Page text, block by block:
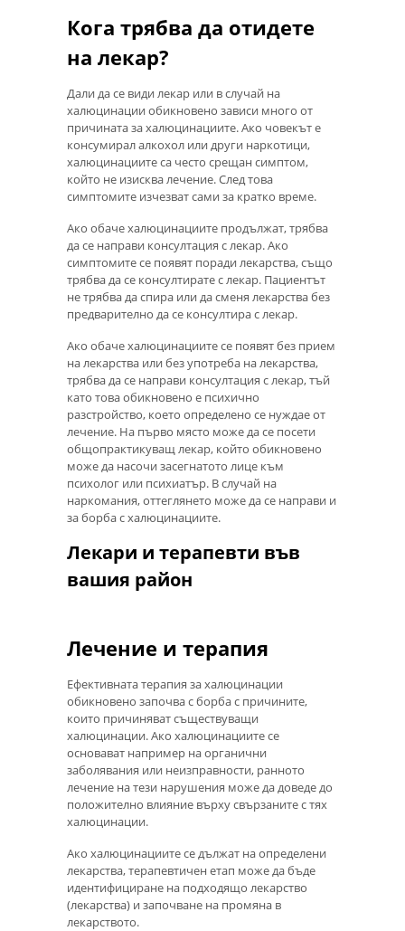
Кога трябва да отидете
на лекар?
Дали да се види лекар или в случай на
халюцинации обикновено зависи много от
причината за халюцинациите. Ако човекът е
консумирал алкохол или други наркотици,
халюцинациите са често срещан симптом,
който не изисква лечение. След това
симптомите изчезват сами за кратко време.
Ако обаче халюцинациите продължат, трябва
да се направи консултация с лекар. Ако
симптомите се появят поради лекарства, също
трябва да се консултирате с лекар. Пациентът
не трябва да спира или да сменя лекарства без
предварително да се консултира с лекар.
Ако обаче халюцинациите се появят без прием
на лекарства или без употреба на лекарства,
трябва да се направи консултация с лекар, тъй
като това обикновено е психично
разстройство, което определено се нуждае от
лечение. На първо място може да се посети
общопрактикуващ лекар, който обикновено
може да насочи засегнатото лице към
психолог или психиатър. В случай на
наркомания, оттеглянето може да се направи и
за борба с халюцинациите.
Лекари и терапевти във
вашия район
Лечение и терапия
Ефективната терапия за халюцинации
обикновено започва с борба с причините,
които причиняват съществуващи
халюцинации. Ако халюцинациите се
основават например на органични
заболявания или неизправности, ранното
лечение на тези нарушения може да доведе до
положително влияние върху свързаните с тях
халюцинации.
Ако халюцинациите се дължат на определени
лекарства, терапевтичен етап може да бъде
идентифициране на подходящо лекарство
(лекарства) и започване на промяна в
лекарството.